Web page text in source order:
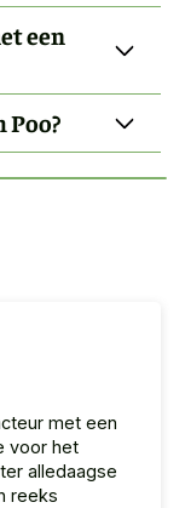
een
Poo?
met een
voor het
alledaagse
reeks